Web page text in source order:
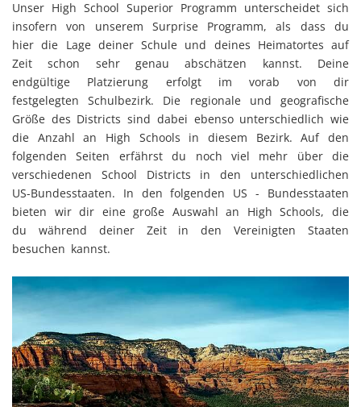
Unser High School Superior Programm unterscheidet sich
insofern von unserem Surprise Programm, als dass du
hier die Lage deiner Schule und deines Heimatortes auf
Zeit schon sehr genau abschätzen kannst. Deine
endgültige Platzierung erfolgt im vorab von dir
festgelegten Schulbezirk. Die regionale und geografische
Größe des Districts sind dabei ebenso unterschiedlich wie
die Anzahl an High Schools in diesem Bezirk. Auf den
folgenden Seiten erfährst du noch viel mehr über die
verschiedenen School Districts in den unterschiedlichen
US-Bundesstaaten. In den folgenden US - Bundesstaaten
bieten wir dir eine große Auswahl an High Schools, die
du während deiner Zeit in den Vereinigten Staaten
besuchen kannst.